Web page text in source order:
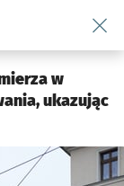
Dla mieszkańca
w
ukazując